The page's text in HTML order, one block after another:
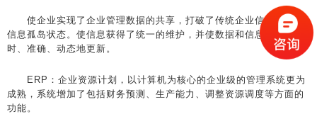
使企业实现了企业管理数据的共享，打破了传统企业信息隔离和
信息孤岛状态。使信息获得了统一的维护，并使数据和信息得到及
时、准确、动态地更新。
ERP：企业资源计划，以计算机为核心的企业级的管理系统更为
成熟，系统增加了包括财务预测、生产能力、调整资源调度等方面的
功能。